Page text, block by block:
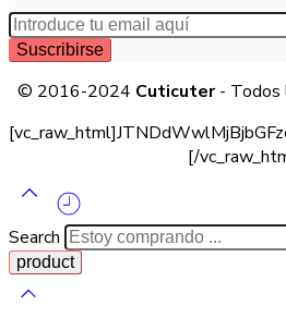
© 2016-2024 Cuticuter- Todos
[/
Search